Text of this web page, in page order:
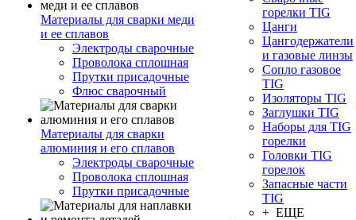
Материалы для сварки меди
и ее сплавов
Электроды сварочные
Проволока сплошная
Прутки присадочные
Флюс сварочный
Материалы для сварки
алюминия и его сплавов
Электроды сварочные
Проволока сплошная
Прутки присадочные
горелки TIG
Цанги
Цангодержатели
и газовые линзы
Сопло газовое
TIG
Изоляторы TIG
Заглушки TIG
Наборы для TIG
горелки
Головки TIG
горелок
Запасные части
TIG
+ ЕЩЕ